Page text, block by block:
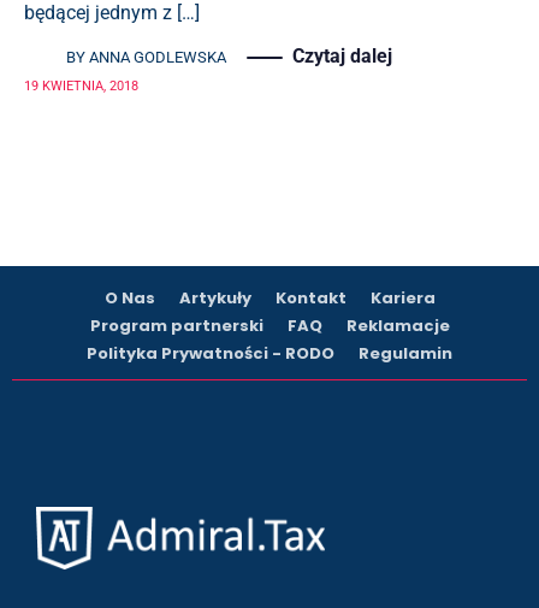
będącej jednym z […]
BY ANNA GODLEWSKA Czytaj dalej
19 KWIETNIA, 2018
O Nas Artykuły Kontakt
Kariera
Program partnerski
FAQ
Reklamacje
Polityka Prywatności - RODO
Regulamin